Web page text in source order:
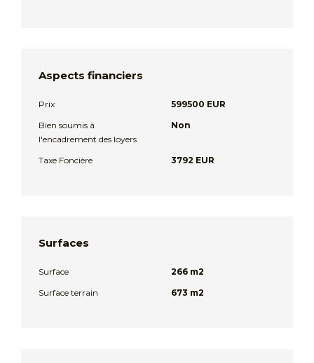
Aspects financiers
Prix
599500 EUR
Bien soumis à
l'encadrement des loyers
Non
Taxe Foncière 3792 EUR
Surfaces
Surface
266 m2
Surface terrain
673 m2